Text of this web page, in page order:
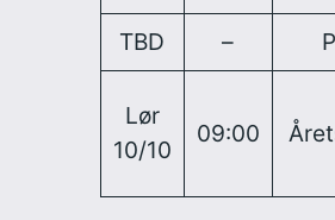
TBD
–
Lør
10/10
09:00